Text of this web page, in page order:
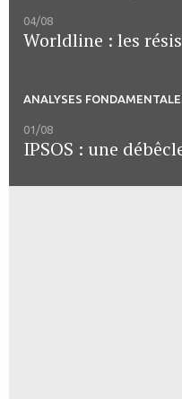
04/08
Worldline : les
ANALYSES
01/08
IPSOS : une